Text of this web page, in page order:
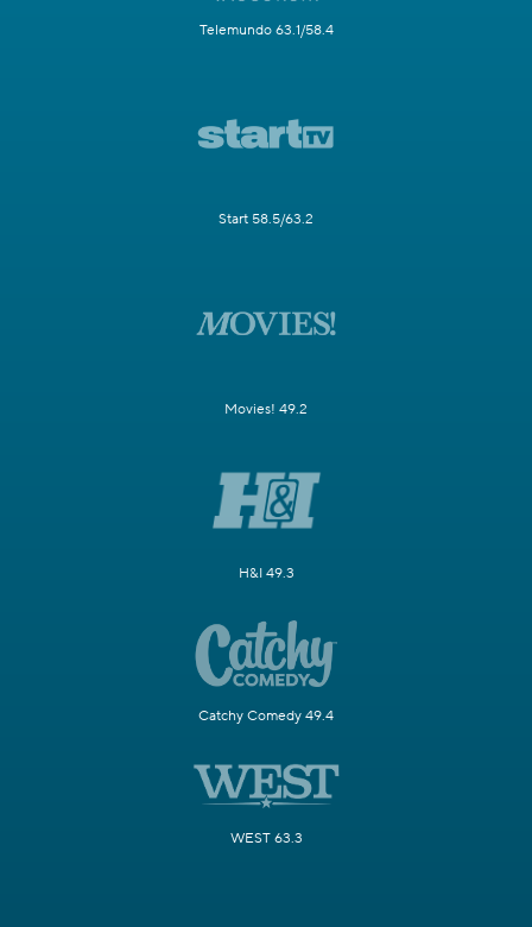
Telemundo 63.1/58.4
Start 58.5/63.2
Movies! 49.2
H&I 49.3
Catchy Comedy 49.4
WEST 63.3